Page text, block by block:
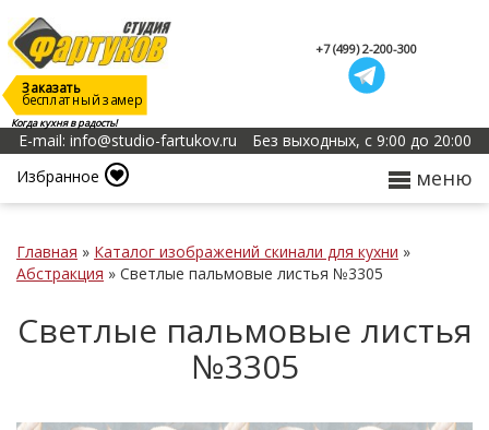
Когда кухня в радость!
Заказать
бесплатный замер
+7 (499) 2-200-300
E-mail: info@studio-fartukov.ru
Без выходных, с 9:00 до 20:00
Избранное
меню
Главная » Каталог изображений скинали для кухни »
Абстракция » Светлые пальмовые листья №3305
Светлые пальмовые листья
№3305